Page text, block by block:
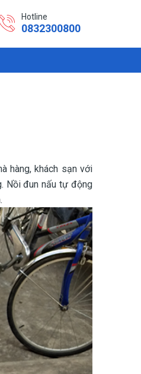
Hotline
0832300800
hàng, khách sạn với
Nồi đun nấu tự động